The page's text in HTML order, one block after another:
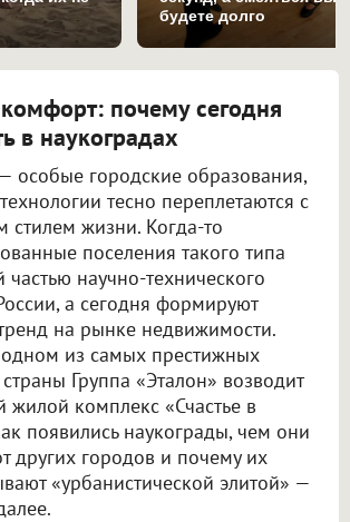
будете долго
почему сегодня
в наукоградах
особые городские образования,
тесно переплетаются с
стилем жизни. Когда-то
поселения такого типа
частью научно-технического
а сегодня формируют
на рынке недвижимости.
из самых престижных
Группа «Эталон» возводит
жилой комплекс «Счастье в
появились наукограды, чем они
других городов и почему их
«урбанистической элитой» —